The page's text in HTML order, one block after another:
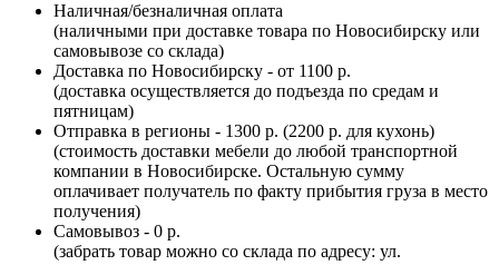
Наличная/безналичная оплата
(наличными при доставке товара по Новосибирску или
самовывозе со склада)
Доставка по Новосибирску - от 1100 р.
(доставка осуществляется до подъезда по средам и
пятницам)
Отправка в регионы - 1300 р. (2200 р. для кухонь)
(стоимость доставки мебели до любой транспортной
компании в Новосибирске. Остальную сумму
оплачивает получатель по факту прибытия груза в место
получения)
Самовывоз - 0 р.
(забрать товар можно со склада по адресу: ул.